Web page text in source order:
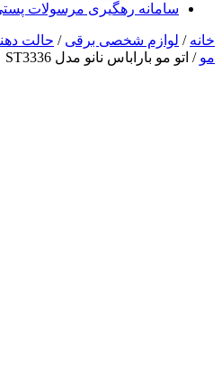
سامانه رهگیری مرسولات
خانه / لوازم شخصی برقی / حالت
مو / اتو مو باراباس نانو مدل ST3336